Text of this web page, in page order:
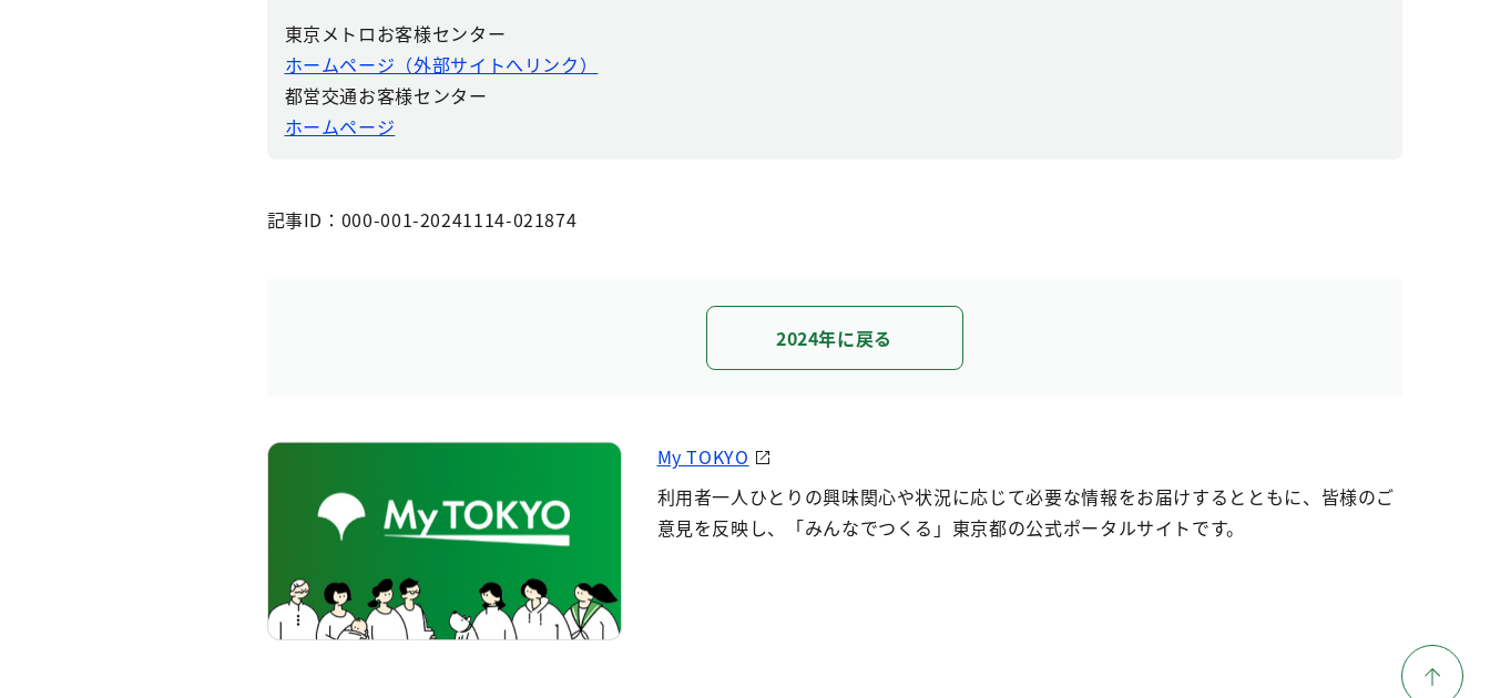
東京メトロお客様センター
ホームページ（外部サイトへリンク）
都営交通お客様センター
ホームページ
記事ID：000-001-20241114-021874
2024年に戻る
My TOKYO
利用者一人ひとりの興味関心や状況に応じて必要な情報をお届けするとともに、皆様のご
意見を反映し、「みんなでつくる」東京都の公式ポータルサイトです。